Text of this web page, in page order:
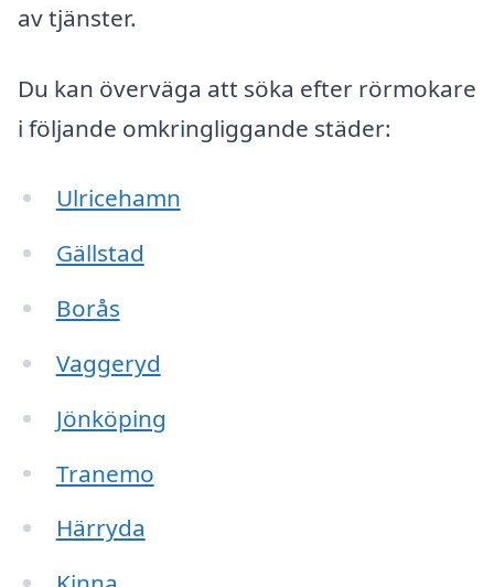
av tjänster.
Du kan överväga att söka efter rörmokare
i följande omkringliggande städer:
Ulricehamn
Gällstad
Borås
Vaggeryd
Jönköping
Tranemo
Härryda